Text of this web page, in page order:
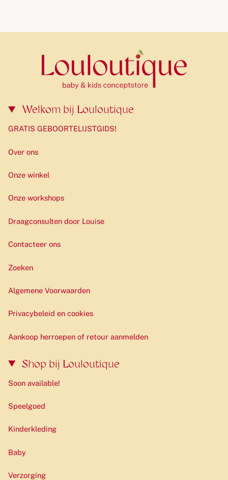
Welkom bij Louloutique
GRATIS GEBOORTELIJSTGIDS!
Over ons
Onze winkel
Onze workshops
Draagconsulten door Louise
Contacteer ons
Zoeken
Algemene Voorwaarden
Privacybeleid en cookies
Aankoop herroepen of retour aanmelden
Shop bij Louloutique
Soon available!
Speelgoed
Kinderkleding
Baby
Verzorging